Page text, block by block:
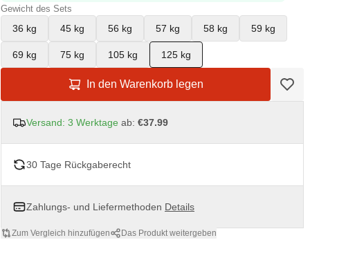
Gewicht des Sets
36 kg 45 kg 56 kg 57 kg 58 kg 59 kg
69 kg 75 kg 105 kg 125 kg
In den Warenkorb legen
Versand: 3 Werktage ab: €37.99
30 Tage Rückgaberecht
Zahlungs- und Liefermethoden Details
Zum Vergleich hinzufügen Das Produkt weitergeben